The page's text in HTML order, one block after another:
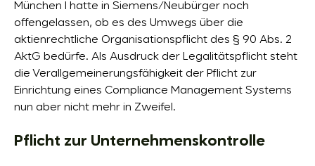
München I hatte in Siemens/Neubürger noch
offengelassen, ob es des Umwegs über die
aktienrechtliche Organisationspflicht des § 90 Abs. 2
AktG bedürfe. Als Ausdruck der Legalitätspflicht steht
die Verallgemeinerungsfähigkeit der Pflicht zur
Einrichtung eines Compliance Management Systems
nun aber nicht mehr in Zweifel.
Pflicht zur Unternehmenskontrolle